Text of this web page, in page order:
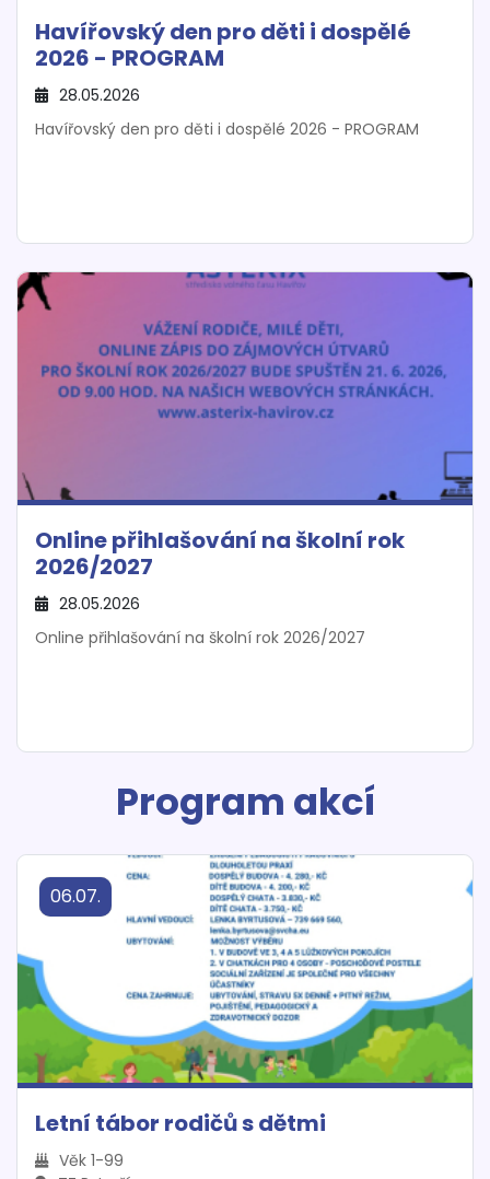
Havířovský den pro děti i dospělé
2026 - PROGRAM
28.05.2026
Havířovský den pro děti i dospělé 2026 - PROGRAM
Online přihlašování na školní rok
2026/2027
28.05.2026
Online přihlašování na školní rok 2026/2027
Program akcí
06.07.
Letní tábor rodičů s dětmi
Věk 1-99